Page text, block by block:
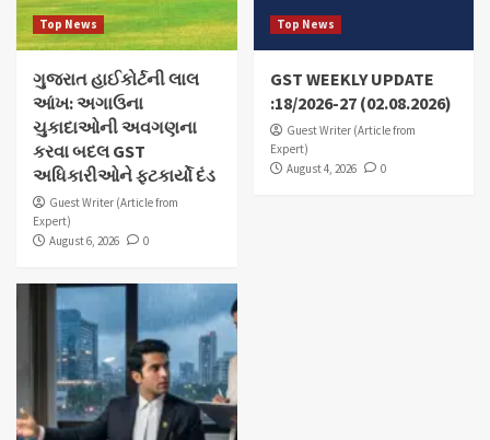
Top News
ગુજરાત હાઈકોર્ટની લાલ
આંખ: અગાઉના
ચુકાદાઓની અવગણના
કરવા બદલ GST
અધિકારીઓને ફટકાર્યો દંડ
Guest Writer (Article from
Expert)
August 6, 2026
0
Top News
GST WEEKLY UPDATE
:18/2026-27 (02.08.2026)
Guest Writer (Article from
Expert)
August 4, 2026
0